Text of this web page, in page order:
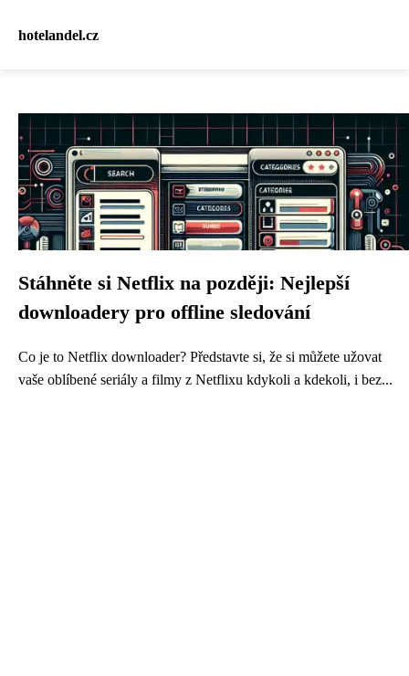
hotelandel.cz
Stáhněte si Netflix na později: Nejlepší
downloadery pro offline sledování
Co je to Netflix downloader? Představte si, že si můžete užovat
vaše oblíbené seriály a filmy z Netflixu kdykoli a kdekoli, i bez...